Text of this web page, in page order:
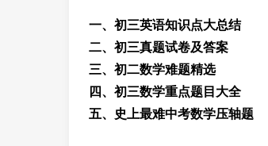
一、初三英语知识点大总结
二、初三真题试卷及答案
三、初二数学难题精选
四、初三数学重点题目大全
五、史上最难中考数学压轴题